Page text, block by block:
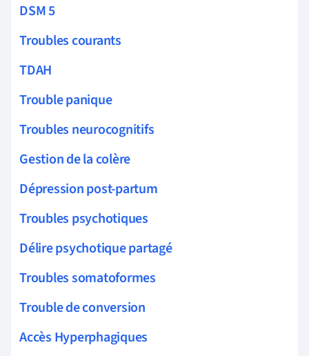
DSM 5
Troubles courants
TDAH
Trouble panique
Troubles neurocognitifs
Gestion de la colère
Dépression post-partum
Troubles psychotiques
Délire psychotique partagé
Troubles somatoformes
Trouble de conversion
Accès Hyperphagiques